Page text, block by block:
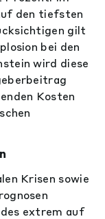
den tiefsten
gilt
bei den
wird diese
Kosten
Krisen sowie
extrem auf